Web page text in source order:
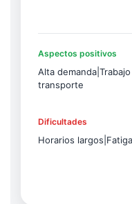
Aspectos positivos
Alta
transporte
Dificultades
Horarios